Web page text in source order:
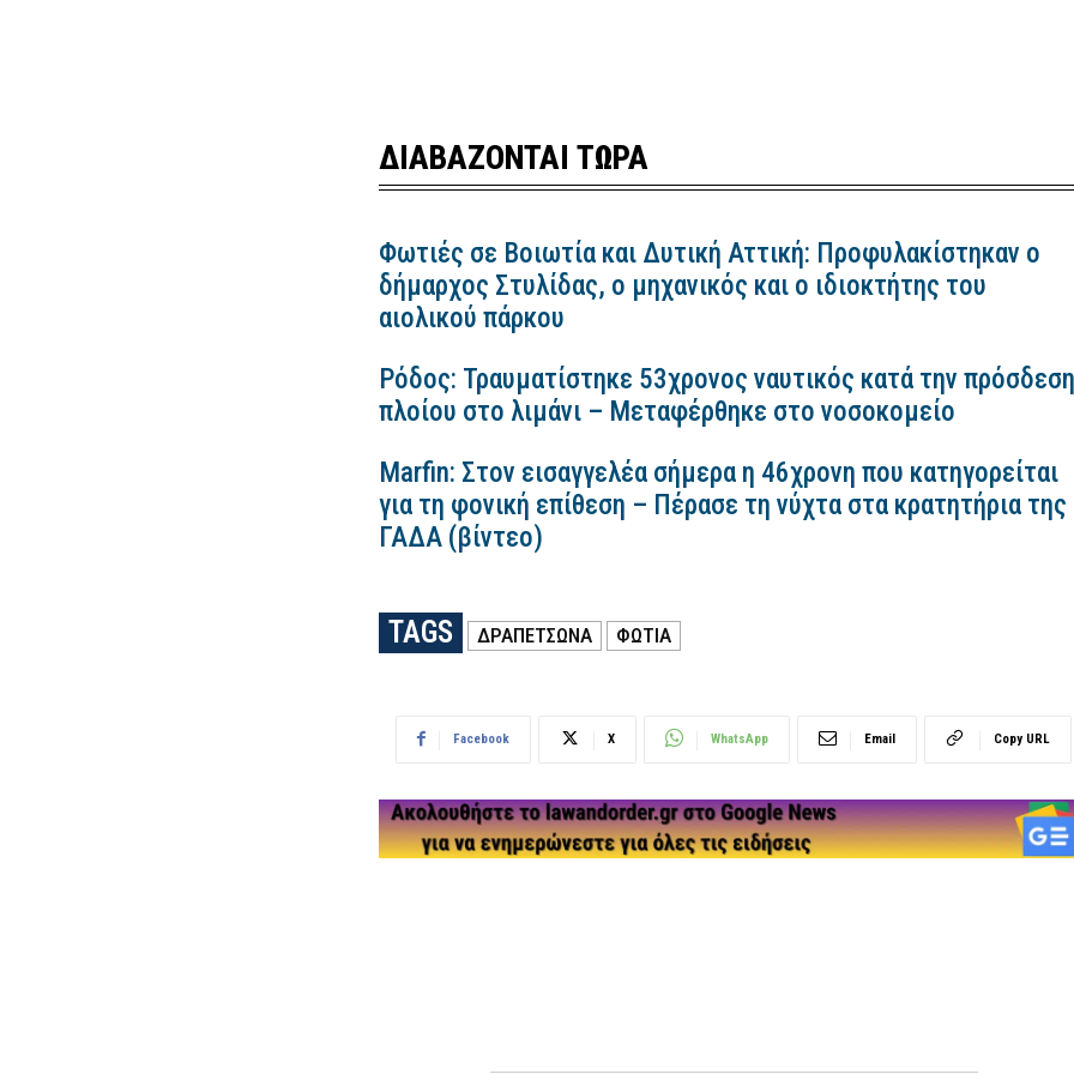
ΔΙΑΒΑΖΟΝΤΑΙ ΤΩΡΑ
Φωτιές σε Βοιωτία και Δυτική Αττική: Προφυλακίστηκαν ο
δήμαρχος Στυλίδας, ο μηχανικός και ο ιδιοκτήτης του
αιολικού πάρκου
Ρόδος: Τραυματίστηκε 53χρονος ναυτικός κατά την πρόσδεση
πλοίου στο λιμάνι – Μεταφέρθηκε στο νοσοκομείο
Marfin: Στον εισαγγελέα σήμερα η 46χρονη που κατηγορείται
για τη φονική επίθεση – Πέρασε τη νύχτα στα κρατητήρια της
ΓΑΔΑ (βίντεο)
TAGS ΔΡΑΠΕΤΣΩΝΑ ΦΩΤΙΑ
Facebook X WhatsApp Email Copy URL